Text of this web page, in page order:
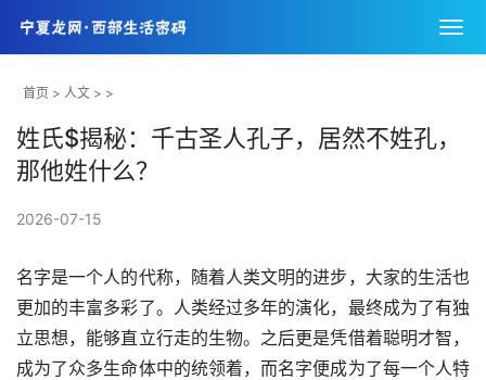
首页 > 人文 > >
姓氏$揭秘：千古圣人孔子，居然不姓孔，
那他姓什么？
2026-07-15
名字是一个人的代称，随着人类文明的进步，大家的生活也
更加的丰富多彩了。人类经过多年的演化，最终成为了有独
立思想，能够直立行走的生物。之后更是凭借着聪明才智，
成为了众多生命体中的统领着，而名字便成为了每一个人特